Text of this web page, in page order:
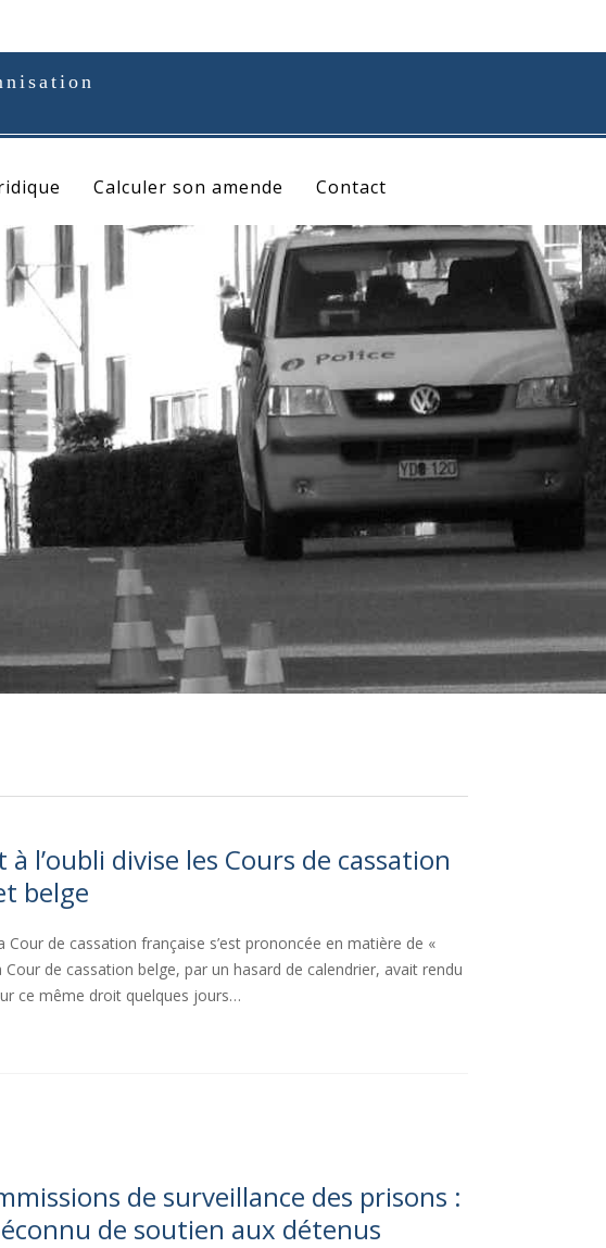
Calculer son amende Contact
à l’oubli divise les Cours de cassation
belge
Cour de cassation française s’est prononcée en matière de «
Cour de cassation belge, par un hasard de calendrier, avait rendu
ce même droit quelques jours…
de surveillance des prisons :
de soutien aux détenus